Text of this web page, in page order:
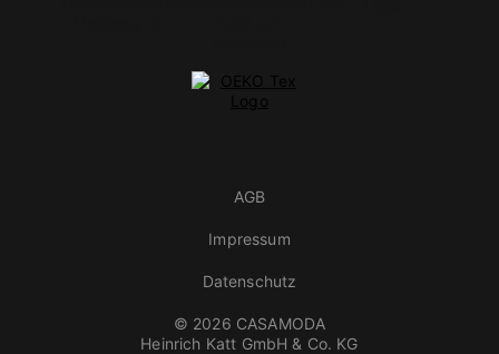
© 2026 CASAMODA
Heinrich Katt GmbH & Co. KG
AGB
Impressum
Datenschutz